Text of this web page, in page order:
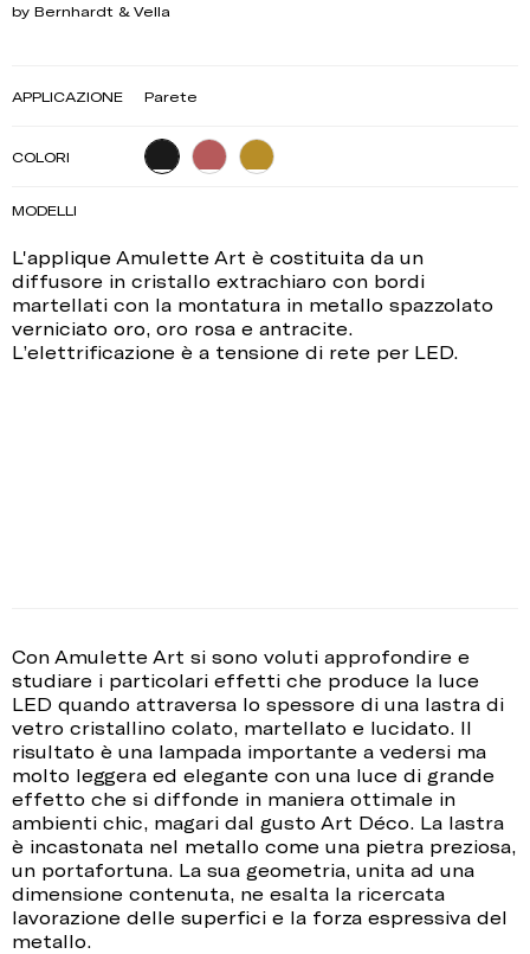
by Bernhardt & Vella
L'applique Amulette Art è costituita da un
diffusore in cristallo extrachiaro con bordi
martellati con la montatura in metallo spazzolato
verniciato oro, oro rosa e antracite.
L’elettrificazione è a tensione di rete per LED.
APPLICAZIONE Parete
COLORI
MODELLI
Con Amulette Art si sono voluti approfondire e
studiare i particolari effetti che produce la luce
LED quando attraversa lo spessore di una lastra di
vetro cristallino colato, martellato e lucidato. Il
risultato è una lampada importante a vedersi ma
molto leggera ed elegante con una luce di grande
effetto che si diffonde in maniera ottimale in
ambienti chic, magari dal gusto Art Déco. La lastra
è incastonata nel metallo come una pietra preziosa,
un portafortuna. La sua geometria, unita ad una
dimensione contenuta, ne esalta la ricercata
lavorazione delle superfici e la forza espressiva del
metallo.